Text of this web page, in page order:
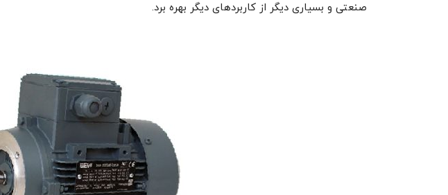
صنعتی و بسیاری دیگر از کاربردهای دیگر بهره برد.